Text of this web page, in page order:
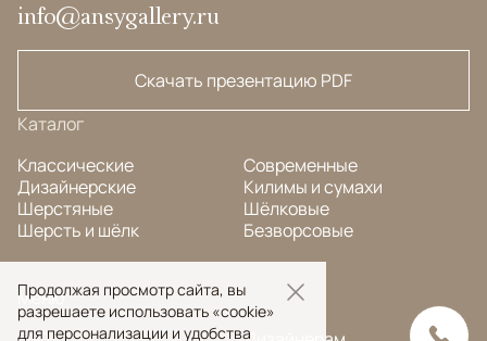
info@ansygallery.ru
Скачать презентацию PDF
Каталог
Классические
Дизайнерские
Шерстяные
Шерсть и шёлк
Современные
Килимы и сумахи
Шёлковые
Безворсовые
Меню
Продолжая просмотр сайта, вы
разрешаете использовать «cookie»
для персонализации и удобства